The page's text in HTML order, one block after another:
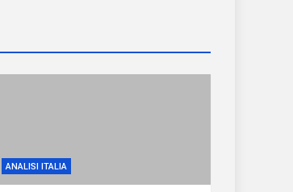
ANALISI ITALIA